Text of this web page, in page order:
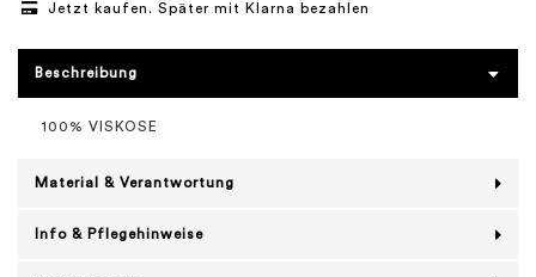
Jetzt kaufen. Später mit Klarna bezahlen
Beschreibung
100% VISKOSE
Material & Verantwortung
Info & Pflegehinweise